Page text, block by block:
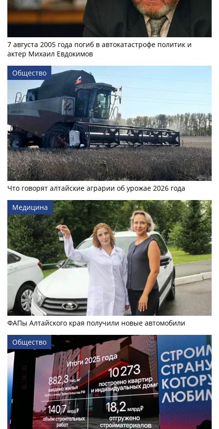
7 августа 2005 года погиб в автокатастрофе политик и
актер Михаил Евдокимов
Общество
Что говорят алтайские аграрии об урожае 2026 года
Медицина
ФАПы Алтайского края получили новые автомобили
Общество